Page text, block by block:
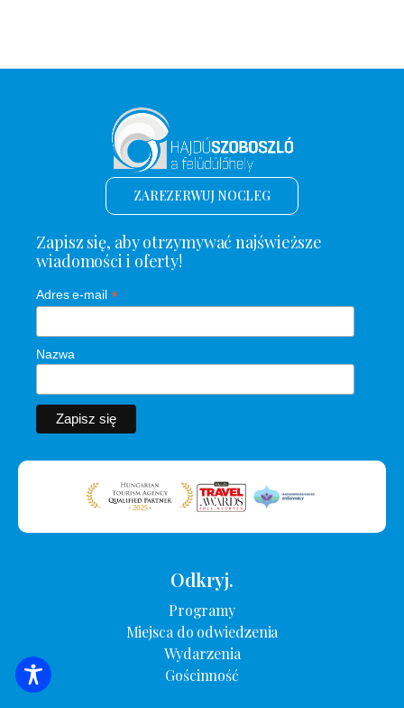
WYSZUKIWANIE ZAKWATEROWANIA
ZAREZERWUJ NOCLEG
Zapisz się, aby otrzymywać najświeższe
wiadomości i oferty!
Adres e-mail *
Nazwa
Odkryj.
Programy
Miejsca do odwiedzenia
Wydarzenia
Gościnność